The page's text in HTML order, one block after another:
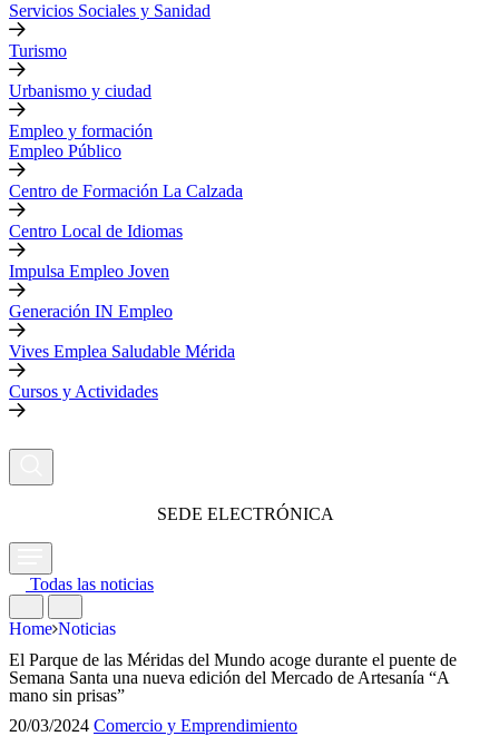
Servicios Sociales y Sanidad
Turismo
Urbanismo y ciudad
Empleo y formación
Empleo Público
Centro de Formación La Calzada
Centro Local de Idiomas
Impulsa Empleo Joven
Generación IN Empleo
Vives Emplea Saludable Mérida
Cursos y Actividades
SEDE ELECTRÓNICA
Todas las noticias
Home Noticias
El Parque de las Méridas del Mundo acoge durante el puente de
Semana Santa una nueva edición del Mercado de Artesanía “A
mano sin prisas”
20/03/2024 Comercio y Emprendimiento